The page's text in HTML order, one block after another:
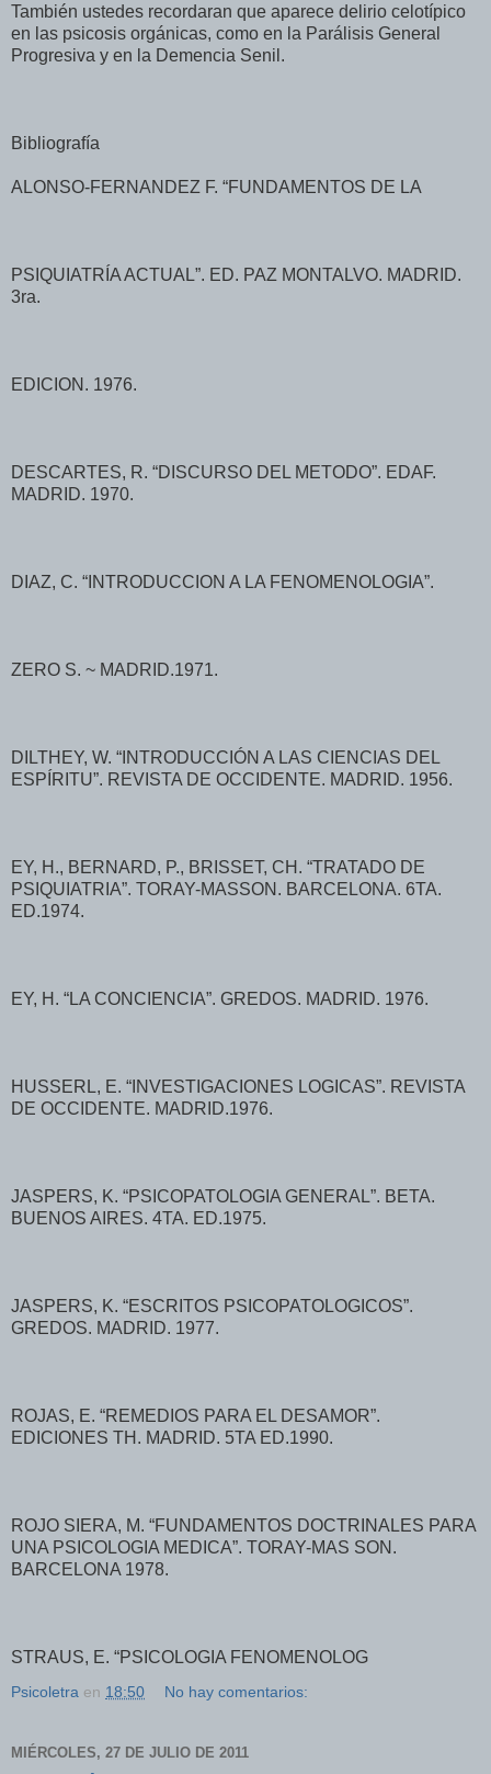
También ustedes recordaran que aparece delirio celotípico
en las psicosis orgánicas, como en la Parálisis General
Progresiva y en la Demencia Senil.
Bibliografía
ALONSO-FERNANDEZ F. “FUNDAMENTOS DE LA
PSIQUIATRÍA ACTUAL”. ED. PAZ MONTALVO. MADRID.
3ra.
EDICION. 1976.
DESCARTES, R. “DISCURSO DEL METODO”. EDAF.
MADRID. 1970.
DIAZ, C. “INTRODUCCION A LA FENOMENOLOGIA”.
ZERO S. ~ MADRID.1971.
DILTHEY, W. “INTRODUCCIÓN A LAS CIENCIAS DEL
ESPÍRITU”. REVISTA DE OCCIDENTE. MADRID. 1956.
EY, H., BERNARD, P., BRISSET, CH. “TRATADO DE
PSIQUIATRIA”. TORAY-MASSON. BARCELONA. 6TA.
ED.1974.
EY, H. “LA CONCIENCIA”. GREDOS. MADRID. 1976.
HUSSERL, E. “INVESTIGACIONES LOGICAS”. REVISTA
DE OCCIDENTE. MADRID.1976.
JASPERS, K. “PSICOPATOLOGIA GENERAL”. BETA.
BUENOS AIRES. 4TA. ED.1975.
JASPERS, K. “ESCRITOS PSICOPATOLOGICOS”.
GREDOS. MADRID. 1977.
ROJAS, E. “REMEDIOS PARA EL DESAMOR”.
EDICIONES TH. MADRID. 5TA ED.1990.
ROJO SIERA, M. “FUNDAMENTOS DOCTRINALES PARA
UNA PSICOLOGIA MEDICA”. TORAY-MAS SON.
BARCELONA 1978.
STRAUS, E. “PSICOLOGIA FENOMENOLOG
Psicoletra en 18:50 No hay comentarios:
MIÉRCOLES, 27 DE JULIO DE 2011